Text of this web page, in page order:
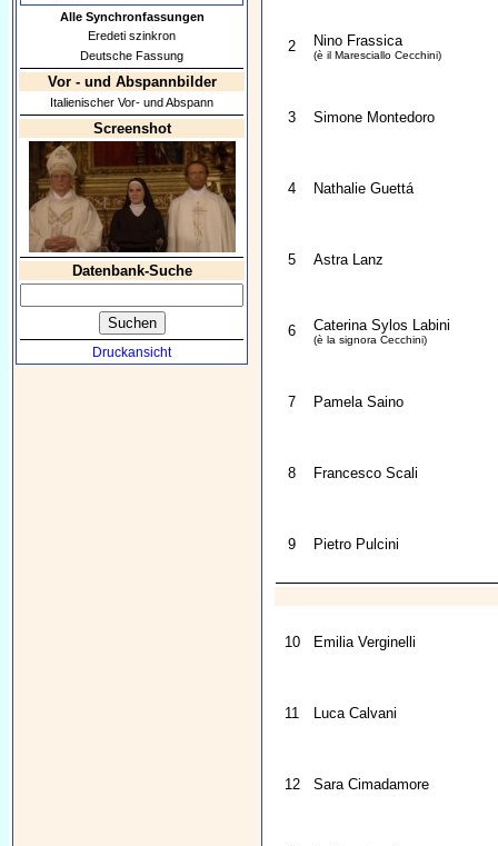
Alle Synchronfassungen
Eredeti szinkron
Deutsche Fassung
Vor - und Abspannbilder
Italienischer Vor- und Abspann
Screenshot
Datenbank-Suche
Druckansicht
2 Nino Frassica
(è il Maresciallo Cecchini)
3 Simone Montedoro
4 Nathalie Guettá
5 Astra Lanz
6 Caterina Sylos Labini
(è la signora Cecchini)
7 Pamela Saino
8 Francesco Scali
9 Pietro Pulcini
10 Emilia Verginelli
11 Luca Calvani
12 Sara Cimadamore